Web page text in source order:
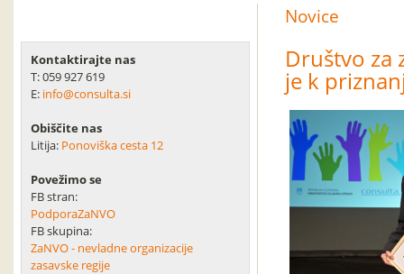
Kontaktirajte nas
T: 059 927 619
E: info@consulta.si
Obiščite nas
Litija: Ponoviška cesta 12
Povežimo se
FB stran:
PodporaZaNVO
FB skupina:
ZaNVO - nevladne organizacije
zasavske regije
Novice
Društvo za
je k